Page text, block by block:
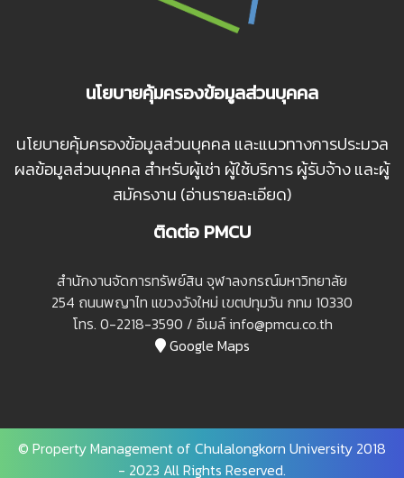
นโยบายคุ้มครองข้อมูลส่วนบุคคล
นโยบายคุ้มครองข้อมูลส่วนบุคคล และแนวทางการประมวล
ผลข้อมูลส่วนบุคคล สำหรับผู้เช่า ผู้ใช้บริการ ผู้รับจ้าง และผู้
สมัครงาน (อ่านรายละเอียด)
ติดต่อ PMCU
สํานักงานจัดการทรัพย์สิน จุฬาลงกรณ์มหาวิทยาลัย
254 ถนนพญาไท แขวงวังใหม่ เขตปทุมวัน กทม 10330
โทร. 0-2218-3590 / อีเมล์ info@pmcu.co.th
Google Maps
© Property Management of Chulalongkorn University 2018
- 2023 All Rights Reserved.